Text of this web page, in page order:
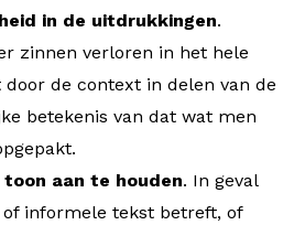
in de uitdrukkingen.
zinnen verloren in het hele
door de context in delen van de
betekenis van dat wat men
aan te houden. In geval
informele tekst betreft, of